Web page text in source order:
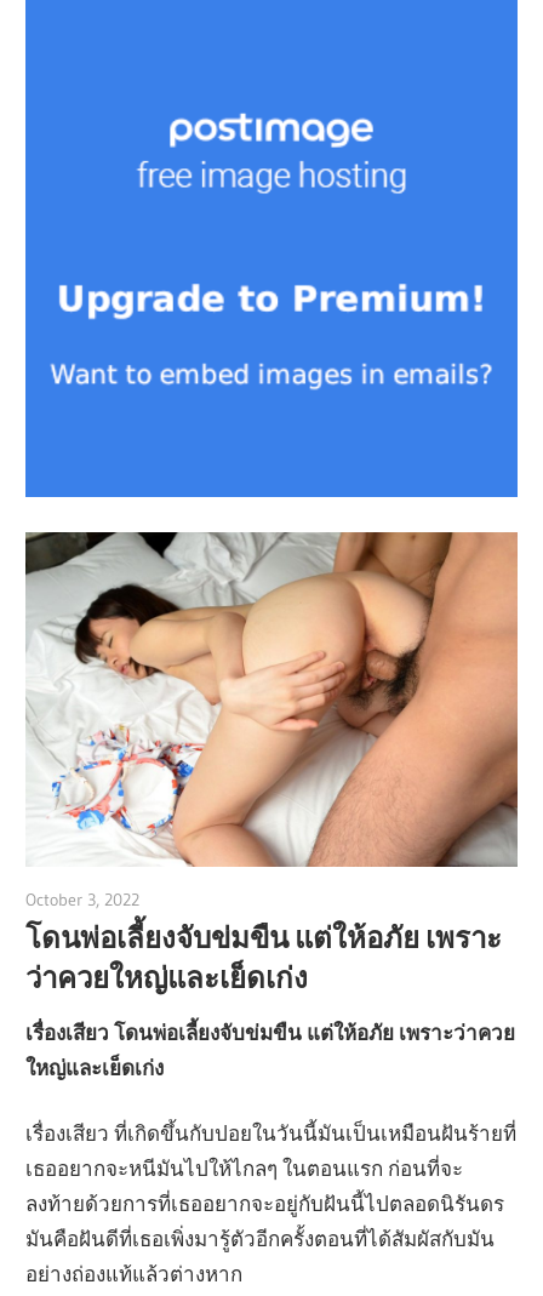
October 3, 2022
โดนพ่อเลี้ยงจับข่มขืน แต่ให้อภัย เพราะ
ว่าควยใหญ่และเย็ดเก่ง
เรื่องเสียว โดนพ่อเลี้ยงจับข่มขืน แต่ให้อภัย เพราะว่าควย
ใหญ่และเย็ดเก่ง
เรื่องเสียว ที่เกิดขึ้นกับปอยในวันนี้มันเป็นเหมือนฝันร้ายที่
เธออยากจะหนีมันไปให้ไกลๆ ในตอนแรก ก่อนที่จะ
ลงท้ายด้วยการที่เธออยากจะอยู่กับฝันนี้ไปตลอดนิรันดร
มันคือฝันดีที่เธอเพิ่งมารู้ตัวอีกครั้งตอนที่ได้สัมผัสกับมัน
อย่างถ่องแท้แล้วต่างหาก